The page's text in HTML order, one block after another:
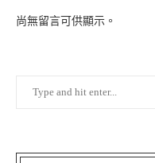
尚無留言可供顯示。